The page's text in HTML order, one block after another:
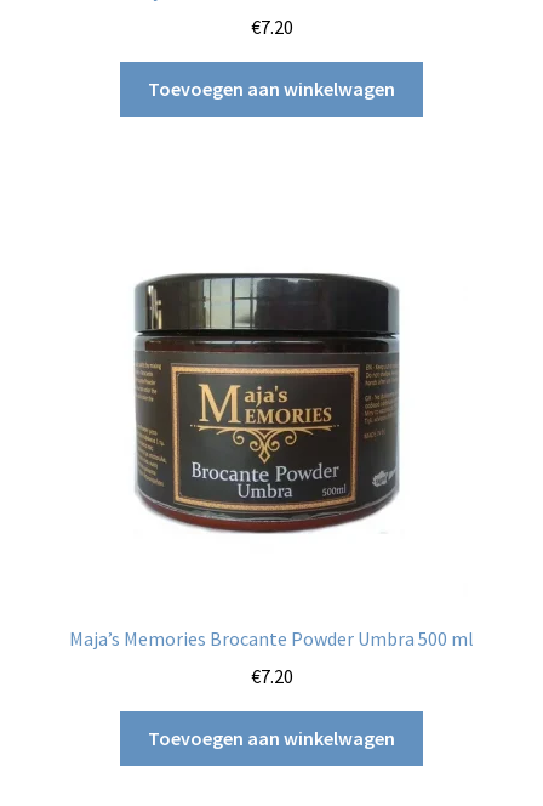
€7.20
Toevoegen aan winkelwagen
Maja’s Memories Brocante Powder Umbra 500 ml
€7.20
Toevoegen aan winkelwagen